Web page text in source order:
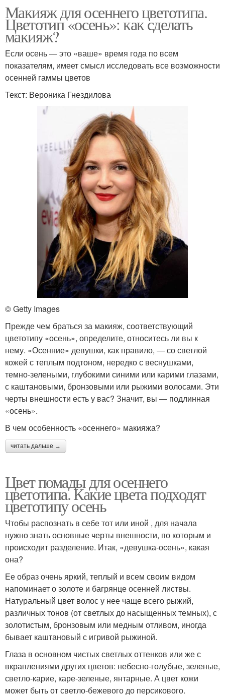
Макияж для осеннего цветотипа.
Цветотип «осень»: как сделать
макияж?
Если осень — это «ваше» время года по всем
показателям, имеет смысл исследовать все возможности
осенней гаммы цветов
Текст: Вероника Гнездилова
© Getty Images
Прежде чем браться за макияж, соответствующий
цветотипу «осень», определите, относитесь ли вы к
нему. «Осенние» девушки, как правило, — со светлой
кожей с теплым подтоном, нередко с веснушками,
темно-зелеными, глубокими синими или карими глазами,
с каштановыми, бронзовыми или рыжими волосами. Эти
черты внешности есть у вас? Значит, вы — подлинная
«осень».
В чем особенность «осеннего» макияжа?
читать дальше →
Цвет помады для осеннего
цветотипа. Какие цвета подходят
цветотипу осень
Чтобы распознать в себе тот или иной , для начала
нужно знать основные черты внешности, по которым и
происходит разделение. Итак, «девушка-осень», какая
она?
Ее образ очень яркий, теплый и всем своим видом
напоминает о золоте и багрянце осенней листвы.
Натуральный цвет волос у нее чаще всего рыжий,
различных тонов (от светлых до насыщенных темных), с
золотистым, бронзовым или медным отливом, иногда
бывает каштановый с игривой рыжиной.
Глаза в основном чистых светлых оттенков или же с
вкраплениями других цветов: небесно-голубые, зеленые,
светло-карие, каре-зеленые, янтарные. А цвет кожи
может быть от светло-бежевого до персикового.